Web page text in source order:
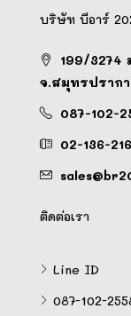
บริษัท บีอาร์
199/3274
จ.สมุทรปราก
087-102-
02-136-
ติดต่อเรา
Line ID
087-102-